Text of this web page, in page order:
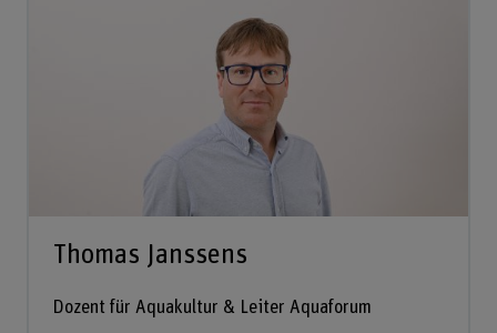
Thomas Janssens
Dozent für Aquakultur & Leiter Aquaforum